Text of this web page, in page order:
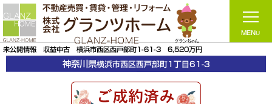
未公開情報 収益中古 横浜市西区西戸部町1-61-3 6,520万円
神奈川県横浜市西区西戸部町1丁目61-3